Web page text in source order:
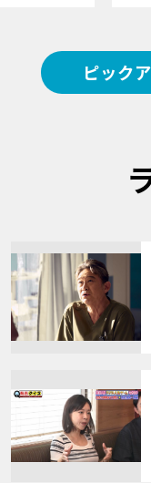
ピック